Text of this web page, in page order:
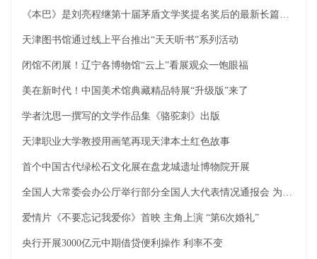
《本巴》是刘亮程继第十届茅盾文学奖提名奖后的最新长篇小说
天津图书馆通过线上平台推出“天天听书”系列活动
闭馆不闭展！辽宁各博物馆“云上”看展观众一饱眼福
美在新时代！中国美术馆典藏精品特展“升级版”来了
学者沈思一撰写的文学作品集《骆驼刺》出版
天津职业大学教授用画笔再现天津本土红色故事
首个中国古代绿松石文化展在盘龙城遗址博物院开展
全国人大常委会办公厅举行部分全国人大代表情况通报会 为代表出席十三届全国人大五次会议作准备
爱情片《不要忘记我爱你》首映 主角上演 “第6次婚礼”
央行开展3000亿元中期借贷便利操作 利率不变